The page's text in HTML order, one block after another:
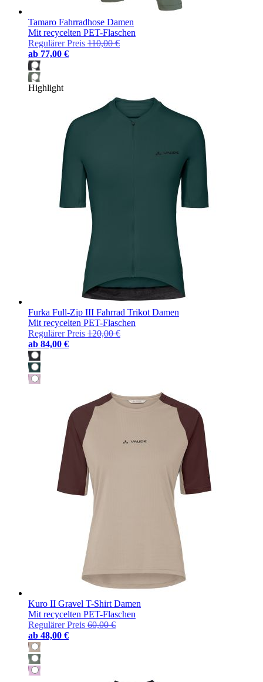
Tamaro Fahrradhose Damen
Mit recycelten PET-Flaschen
Regulärer Preis 110,00 €
ab 77,00 €
Highlight
Furka Full-Zip III Fahrrad Trikot Damen
Mit recycelten PET-Flaschen
Regulärer Preis 120,00 €
ab 84,00 €
Kuro II Gravel T-Shirt Damen
Mit recycelten PET-Flaschen
Regulärer Preis 60,00 €
ab 48,00 €